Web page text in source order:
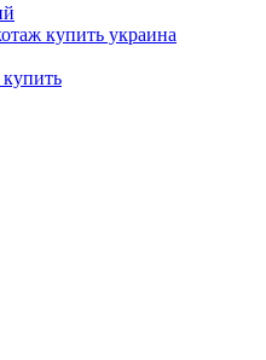
купить украина
купить